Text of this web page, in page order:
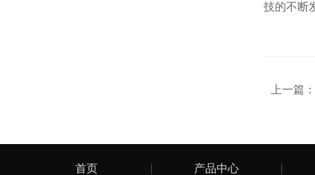
技的不断
上一篇：
首页 产品中心